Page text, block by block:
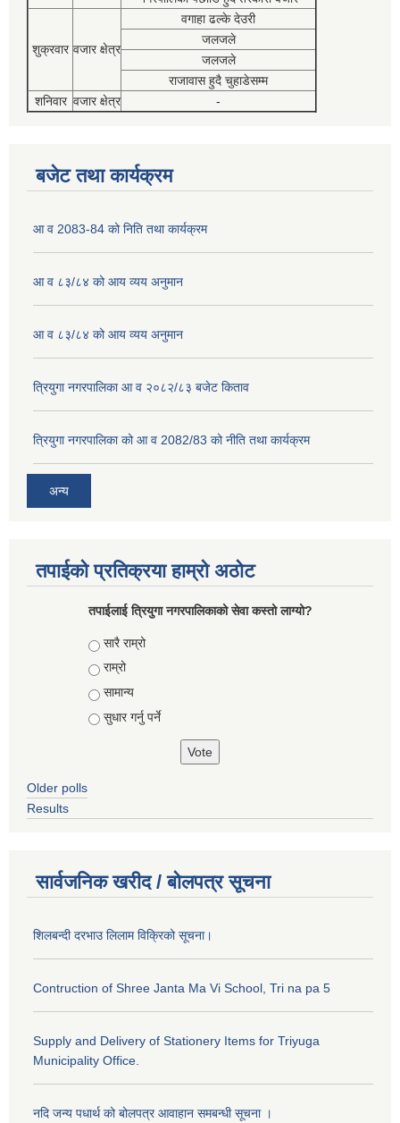
शुक्रवार वजार क्षेत्र
वगाहा ढल्के देउरी
जलजले
जलजले
राजावास हुदै चुहाडेसम्म
शनिवार वजार क्षेत्र -
बजेट तथा कार्यक्रम
आ व 2083-84 को निति तथा कार्यक्रम
आ व ८३/८४ को आय व्यय अनुमान
आ व ८३/८४ को आय व्यय अनुमान
त्रियुगा नगरपालिका आ व २०८२/८३ बजेट किताव
त्रियुगा नगरपालिका को आ व 2082/83 को नीति तथा कार्यक्रम
अन्य
तपाईको प्रतिक्रया हाम्रो अठोट
तपाईलाई त्रियुगा नगरपालिकाको सेवा कस्तो लाग्यो?
Choices
सारै राम्रो
राम्रो
सामान्य
सुधार गर्नु पर्ने
Older polls
Results
सार्वजनिक खरीद / बोलपत्र सूचना
शिलबन्दी दरभाउ लिलाम विक्रिको सूचना।
Contruction of Shree Janta Ma Vi School, Tri na pa 5
Supply and Delivery of Stationery Items for Triyuga
Municipality Office.
नदि जन्य पधार्थ को बोलपत्र आवाहान समबन्धी सूचना ।